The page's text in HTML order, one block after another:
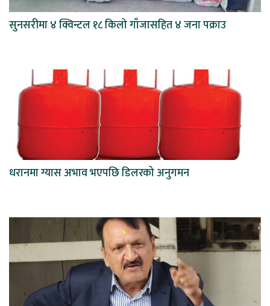
सुनसरीमा ४ क्विन्टल १८ किलो गाँजासहित ४ जना पक्राउ
धरानमा ग्यास अभाव भएपछि डिलरको अनुगमन